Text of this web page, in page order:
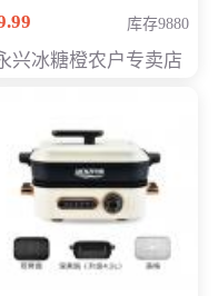
斤 会员包邮专享价
库存9880
兴冰糖橙农户专卖店